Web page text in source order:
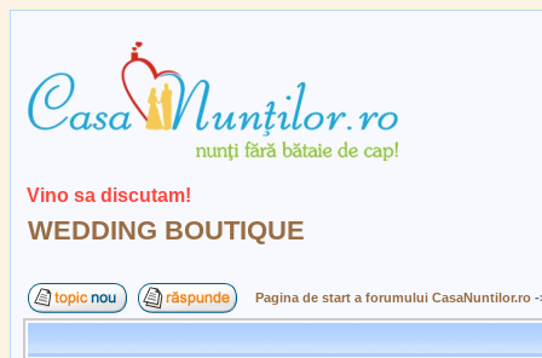
Vino sa discutam!
WEDDING BOUTIQUE
Pagina de start a forumului CasaNuntilor.ro